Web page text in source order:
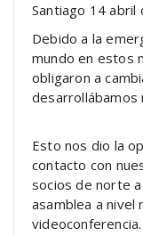
Santiago 14 abril
Debido a la
mundo en estos
obligaron a
desarrollábamos
Esto nos dio la
contacto con
socios de norte
asamblea a nivel
videoconferencia.